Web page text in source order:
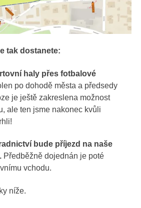
tak dostanete:
haly přes fotbalové
po dohodě města a předsedy
je ještě zakreslena možnost
ale ten jsme nakonec kvůli
bude příjezd na naše
Předběžně dojednán je poté
vchodu.
níže.